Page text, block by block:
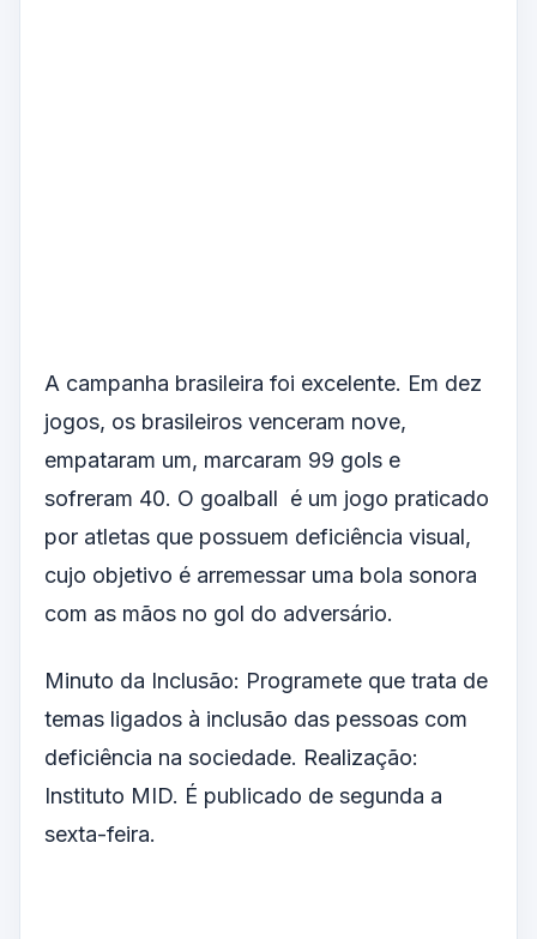
A campanha brasileira foi excelente. Em dez
jogos, os brasileiros venceram nove,
empataram um, marcaram 99 gols e
sofreram 40. O goalball é um jogo praticado
por atletas que possuem deficiência visual,
cujo objetivo é arremessar uma bola sonora
com as mãos no gol do adversário.
Minuto da Inclusão: Programete que trata de
temas ligados à inclusão das pessoas com
deficiência na sociedade. Realização:
Instituto MID. É publicado de segunda a
sexta-feira.